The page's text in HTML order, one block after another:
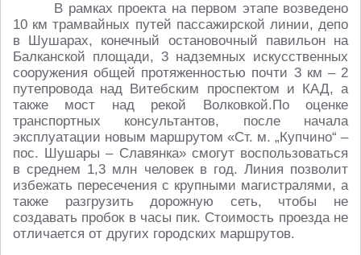
В рамках проекта на первом этапе возведено
10 км трамвайных путей пассажирской линии, депо
в Шушарах, конечный остановочный павильон на
Балканской площади, 3 надземных искусственных
сооружения общей протяженностью почти 3 км – 2
путепровода над Витебским проспектом и КАД, а
также мост над рекой Волковкой.По оценке
транспортных консультантов, после начала
эксплуатации новым маршрутом «Ст. м. „Купчино“ –
пос. Шушары – Славянка» смогут воспользоваться
в среднем 1,3 млн человек в год. Линия позволит
избежать пересечения с крупными магистралями, а
также разгрузить дорожную сеть, чтобы не
создавать пробок в часы пик. Стоимость проезда не
отличается от других городских маршрутов.